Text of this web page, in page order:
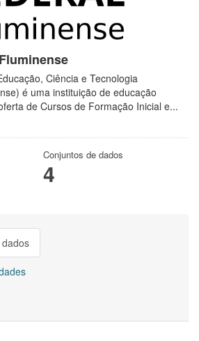
Ciência e Tecnologia
é uma instituição de educação
de Cursos de Formação Inicial e...
Conjuntos de dados
4